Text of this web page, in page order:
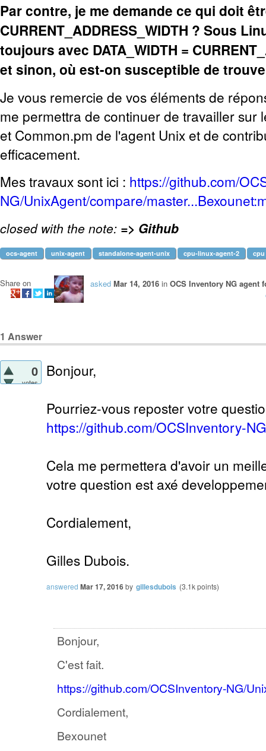
Par contre, je me demande ce qui doit
CURRENT_ADDRESS_WIDTH ? Sous
toujours avec DATA_WIDTH =
et sinon, où est-on susceptible de
Je vous remercie de vos éléments de
me permettra de continuer de travailler sur
et Common.pm de l'agent Unix et de
efficacement.
Mes travaux sont ici : https://github.com/
NG/UnixAgent/compare/
closed with the note: => Github
ocs-agent unix-agent standalone-agent-unix cpu-linux-agent-2 cpu
asked Mar 14, 2016 in OCS Inventory NG agent
Share on
1 Answer
0
votes
Bonjour,
Pourriez-vous reposter votre
https://github.com/OCSInventory-
Cela me permettera d'avoir un
votre question est axé
Cordialement,
Gilles Dubois.
answered Mar 17, 2016by gillesdubois (3.1kpoints)
Bonjour,
C'est fait.
https://github.com/OCSInventory-NG/
Cordialement,
Bexounet